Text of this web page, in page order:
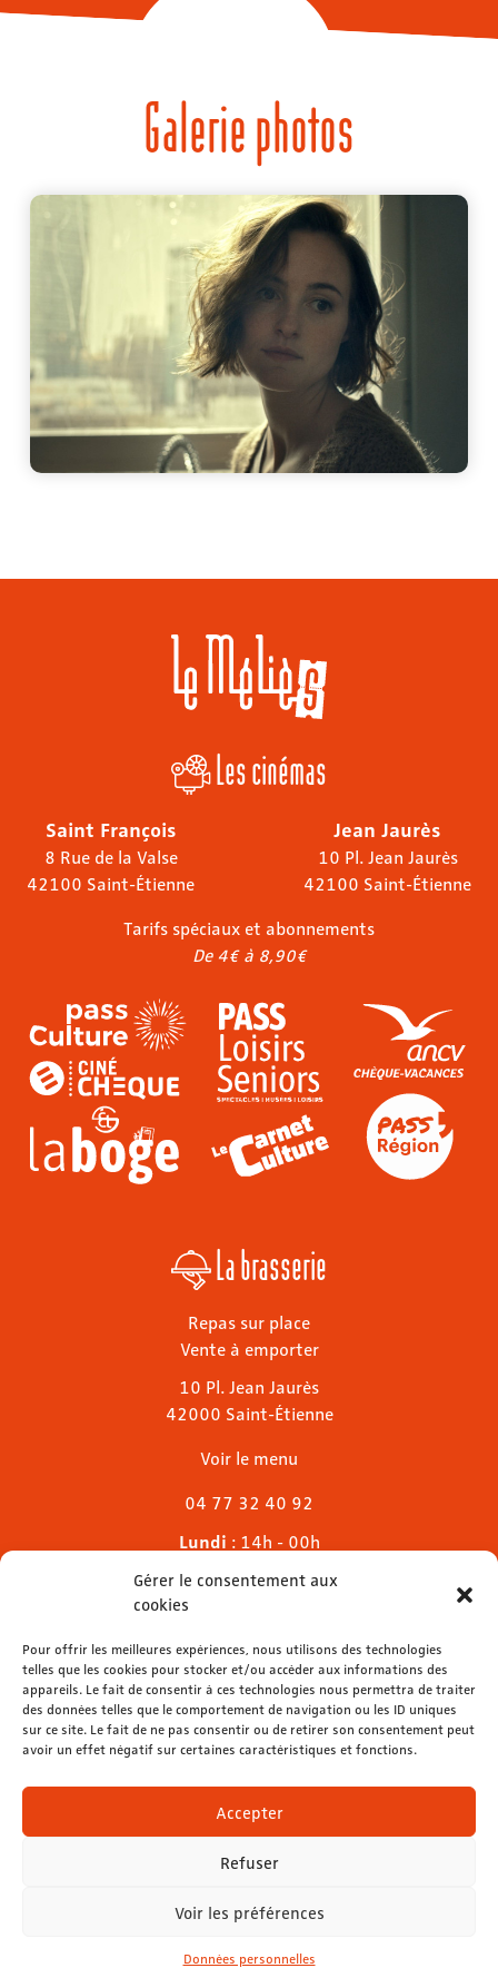
Gérer le consentement aux
cookies
Pour offrir les meilleures expériences, nous utilisons des technologies
telles que les cookies pour stocker et/ou accéder aux informations des
appareils. Le fait de consentir à ces technologies nous permettra de traiter
des données telles que le comportement de navigation ou les ID uniques
sur ce site. Le fait de ne pas consentir ou de retirer son consentement peut
avoir un effet négatif sur certaines caractéristiques et fonctions.
Accepter
Refuser
Voir les préférences
Données personnelles
Galerie photos
Les cinémas
Saint François
8 Rue de la Valse
42100 Saint-Étienne
Jean Jaurès
10 Pl. Jean Jaurès
42100 Saint-Étienne
Tarifs spéciaux et abonnements
De 4€ à 8,90€
La brasserie
Repas sur place
Vente à emporter
10 Pl. Jean Jaurès
42000 Saint-Étienne
Voir le menu
04 77 32 40 92
Lundi : 14h - 00h
Mardi & mercredi : 11h - 00h30
Jeudi
Dimanche: 11h - 00h
04 77 32 32 01